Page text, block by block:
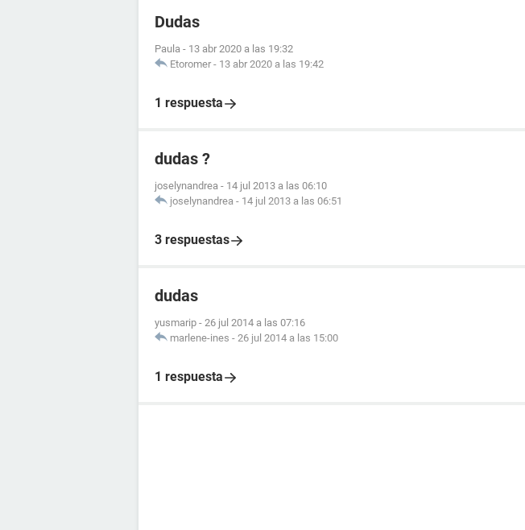
Dudas
Paula - 13 abr 2020 a las 19:32
Etoromer - 13 abr 2020 a las 19:42
1 respuesta
dudas ?
joselynandrea - 14 jul 2013 a las 06:10
joselynandrea - 14 jul 2013 a las 06:51
3 respuestas
dudas
yusmarip - 26 jul 2014 a las 07:16
marlene-ines - 26 jul 2014 a las 15:00
1 respuesta